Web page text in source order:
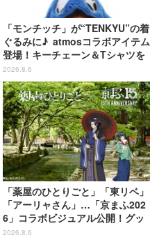
「モンチッチ」が“TENKYU”の着
ぐるみに♪ atmosコラボアイテム
登場！キーチェーン＆Tシャツを
展開
2026.8.6
「薬屋のひとりごと」「東リベ」
「アーリャさん」…「京まふ202
6」コラボビジュアル公開！グッ
ズなどの最新情報も
2026.8.6